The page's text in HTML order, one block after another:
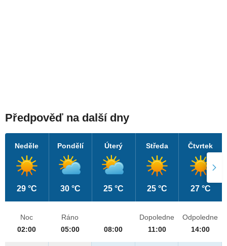
Předpověď na další dny
Neděle
29 °C
Pondělí
30 °C
Úterý
25 °C
Středa
25 °C
Čtvrtek
27 °C
Noc
02:00
Ráno
05:00
08:00
Dopoledne
11:00
Odpoledne
14:00